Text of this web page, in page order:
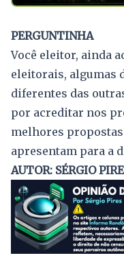
PERGUNTINHA
Você eleitor, ainda
eleitorais, algumas
diferentes das
por acreditar nos
melhores
apresentam para a
AUTOR: SÉRGIO